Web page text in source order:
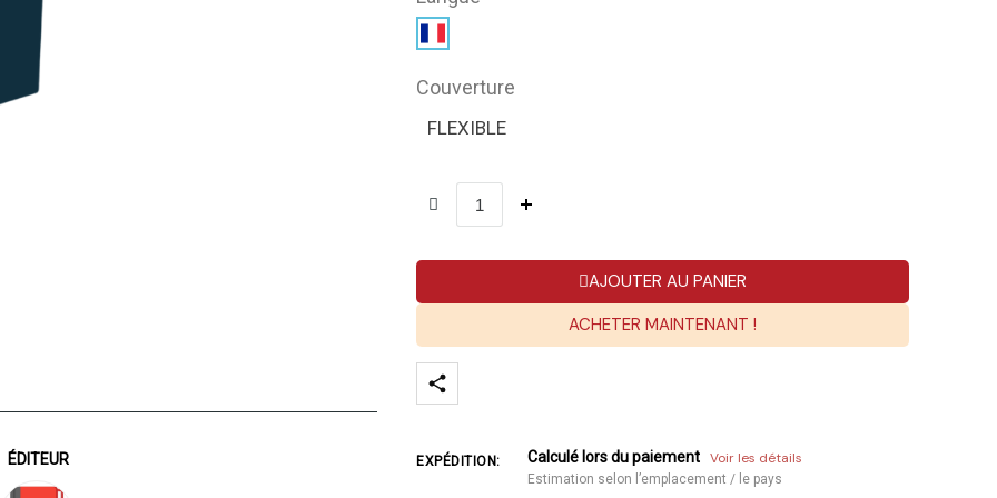
ÉDITEUR
Couverture
FLEXIBLE
AJOUTER AU PANIER
ACHETER MAINTENANT !
EXPÉDITION: Calculé lors du paiement Voir les détails
Estimation selon l’emplacement / le pays